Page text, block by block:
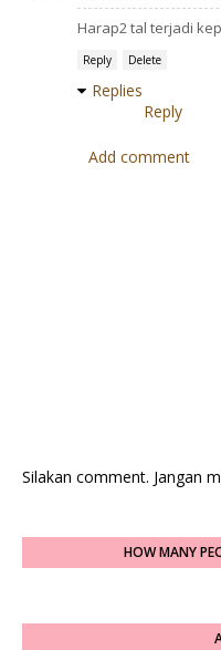
Harap2 tal terjadi
Reply Delete
Replies
Reply
Add comment
Silakan comment. Jangan
HOW MANY